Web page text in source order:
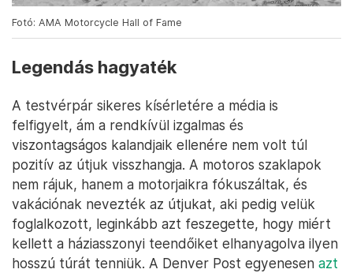
Fotó: AMA Motorcycle Hall of Fame
Legendás hagyaték
A testvérpár sikeres kísérletére a média is
felfigyelt, ám a rendkívül izgalmas és
viszontagságos kalandjaik ellenére nem volt túl
pozitív az útjuk visszhangja. A motoros szaklapok
nem rájuk, hanem a motorjaikra fókuszáltak, és
vakációnak nevezték az útjukat, aki pedig velük
foglalkozott, leginkább azt feszegette, hogy miért
kellett a háziasszonyi teendőiket elhanyagolva ilyen
hosszú túrát tenniük. A Denver Post egyenesen azt